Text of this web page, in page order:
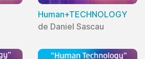
Human+TECHNOLOGY
de Daniel Sascau